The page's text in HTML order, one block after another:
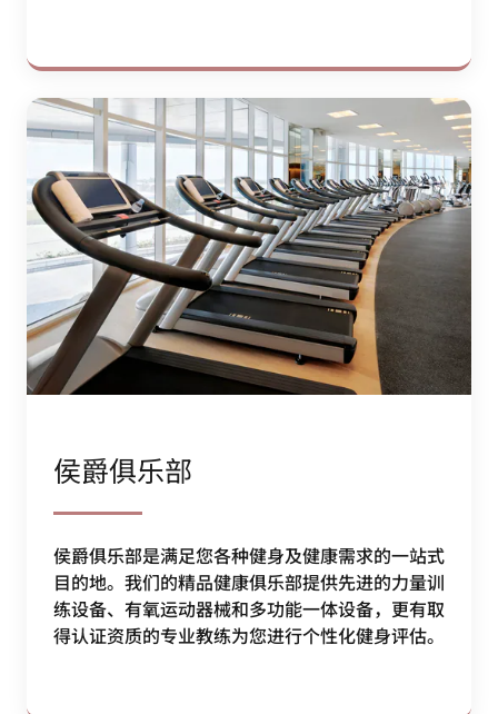
侯爵俱乐部
侯爵俱乐部是满足您各种健身及健康需求的一站式
目的地。我们的精品健康俱乐部提供先进的力量训
练设备、有氧运动器械和多功能一体设备，更有取
得认证资质的专业教练为您进行个性化健身评估。